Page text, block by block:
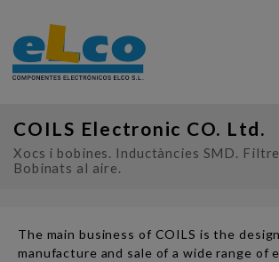
COILS Electronic CO. Ltd.
Xocs i bobines. Inductàncies SMD.
Bobinats al aire.
The main business of COILS is the
manufacture and sale of a wide range of